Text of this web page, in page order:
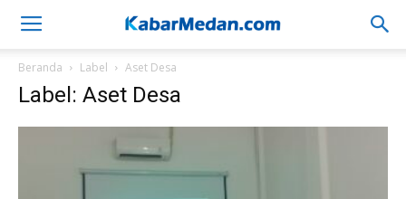
Beranda Label Aset Desa
Label: Aset Desa